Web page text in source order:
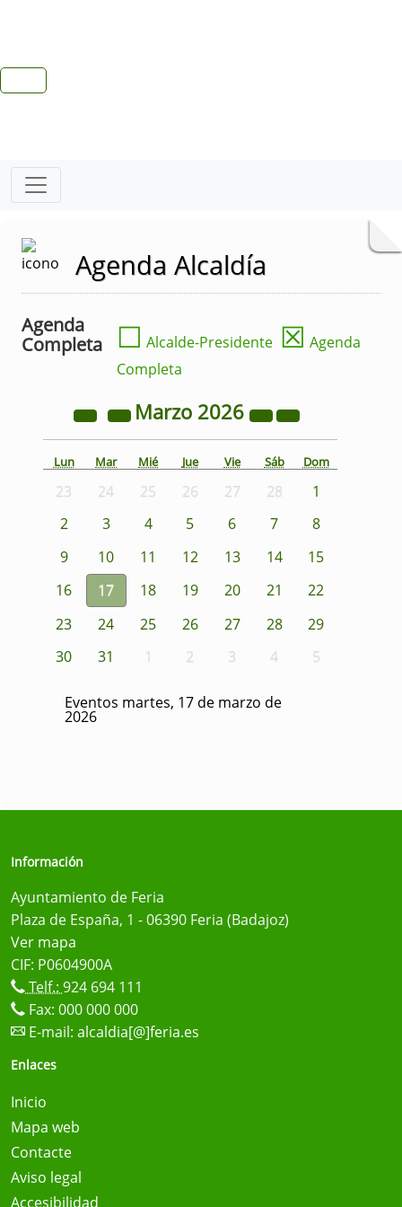
Agenda Alcaldía
Agenda
Completa
☐ Alcalde-Presidente ☒ Agenda
Completa
Marzo 2026
Lun Mar Mié Jue Vie Sáb Dom
23 24 25 26 27 28
1
2
3 4 5 6 7
8
9
10 11 12 13 14
15
16
17 18 19 20 21
22
23
24 25 26 27 28
29
30
31 1 2 3 4 5
Eventos martes, 17 de marzo de
2026
Información
Ayuntamiento de Feria
Plaza de España, 1 - 06390 Feria (Badajoz)
Ver mapa
CIF: P0604900A
Telf.: 924 694 111
Fax: 000 000 000
E-mail: alcaldia[@]feria.es
Enlaces
Inicio
Mapa web
Contacte
Aviso legal
Accesibilidad